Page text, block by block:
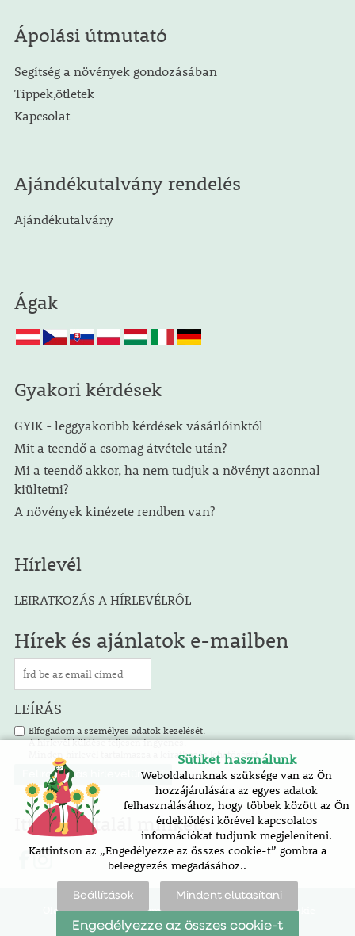
Ápolási útmutató
Segítség a növények gondozásában
Tippek,ötletek
Kapcsolat
Ajándékutalvány rendelés
Ajándékutalvány
Ágak
Gyakori kérdések
GYIK - leggyakoribb kérdések vásárlóinktól
Mit a teendő a csomag átvétele után?
Mi a teendő akkor, ha nem tudjuk a növényt azonnal
kiültetni?
A növények kinézete rendben van?
Hírlevél
LEIRATKOZÁS A HÍRLEVÉLRŐL
Hírek és ajánlatok e-mailben
LEÍRÁS
Elfogadom a személyes adatok kezelését.
A hírlevél küldése teljesen ingyenes.
Minden hírlevél tartalmazza a leiratkozás lehetőségét.
Itt is megtalál minket!
Oldaltérkép | akadálymentesítési nyilatkozat |
cookie-
beállítások
Sütiket használunk
Weboldalunknak szüksége van az Ön
hozzájárulására az egyes adatok
felhasználásához, hogy többek között az Ön
érdeklődési körével kapcsolatos
információkat tudjunk megjeleníteni.
Kattintson az „Engedélyezze az összes cookie-t” gombra a
beleegyezés megadásához..
Beállítások Mindent elutasítani
Engedélyezze az összes cookie-t